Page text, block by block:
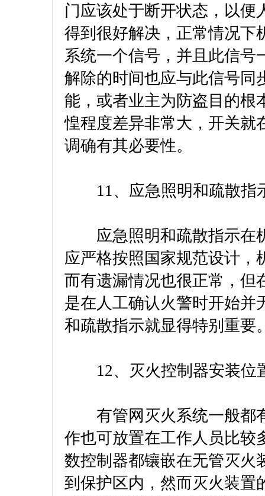
门应该处于断开状态，以便
得到很好解决，正常情况下
系统一个信号，并且此信号
解除的时间也应与此信号同
能，或者业主为防盗目的根
惶程度差异非常大，开关就
调确有其必要性。
11、应急照明和疏散指
应急照明和疏散指示在
应严格按照国家规范设计，
而有遗漏情况也很正常，但
是在人工确认火警时开始并
和疏散指示就显得特别重要
12、灭火控制器安装位
有管网灭火系统一般都
作也可放置在工作人员比较
数控制器都镶嵌在无管灭火
到保护区内，然而灭火装置